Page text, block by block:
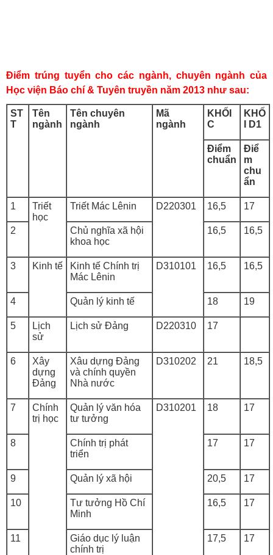
Điểm trúng tuyển cho các ngành, chuyên ngành của
Học viện Báo chí & Tuyên truyền năm 2013 như sau:
ST
T
Tên
ngành
Tên chuyên
ngành
Mã
ngành
KHỐI
C
KHỐ
I D1
Điểm
chuẩn
Điể
m
chu
ẩn
1
Triết
học
Triết Mác Lênin D220301 16,5 17
2
Chủ nghĩa xã hội
khoa học
16,5 16,5
3 Kinh tế
Kinh tế Chính trị
Mác Lênin
D310101 16,5 16,5
4 Quản lý kinh tế 18 19
5
Lịch
sử
Lịch sử Đảng D220310 17
6
Xây
dựng
Đảng
Xâu dựng Đảng
và chính quyền
Nhà nước
D310202 21 18,5
7
Chính
trị học
Quản lý văn hóa
tư tưởng
D310201 18 17
8
Chính trị phát
triển
17 17
9 Quản lý xã hội 20,5 17
10
Tư tưởng Hồ Chí
Minh
16,5 17
11
Giáo dục lý luận
chính trị
17,5 17